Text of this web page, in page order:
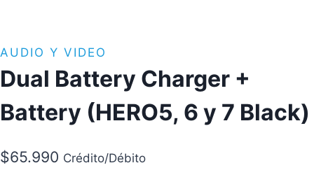
AUDIO Y VIDEO
Dual Battery Charger +
Battery (HERO5, 6 y 7 Black)
$65.990 Crédito/Débito